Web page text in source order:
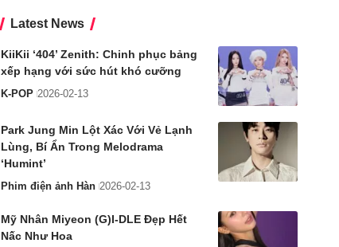
Latest News
KiiKii ‘404’ Zenith: Chinh phục bảng
xếp hạng với sức hút khó cưỡng
K-POP 2026-02-13
Park Jung Min Lột Xác Với Vẻ Lạnh
Lùng, Bí Ẩn Trong Melodrama
‘Humint’
Phim điện ảnh Hàn 2026-02-13
Mỹ Nhân Miyeon (G)I-DLE Đẹp Hết
Nấc Như Hoa